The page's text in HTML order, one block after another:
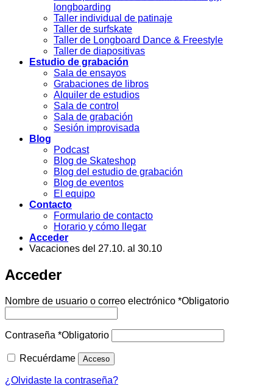
longboarding
Taller individual de patinaje
Taller de surfskate
Taller de Longboard Dance & Freestyle
Taller de diapositivas
Estudio de grabación
Sala de ensayos
Grabaciones de libros
Alquiler de estudios
Sala de control
Sala de grabación
Sesión improvisada
Blog
Podcast
Blog de Skateshop
Blog del estudio de grabación
Blog de eventos
El equipo
Contacto
Formulario de contacto
Horario y cómo llegar
Acceder
Vacaciones del 27.10. al 30.10
Acceder
Nombre de usuario o correo electrónico *Obligatorio
Contraseña *Obligatorio
Recuérdame Acceso
¿Olvidaste la contraseña?